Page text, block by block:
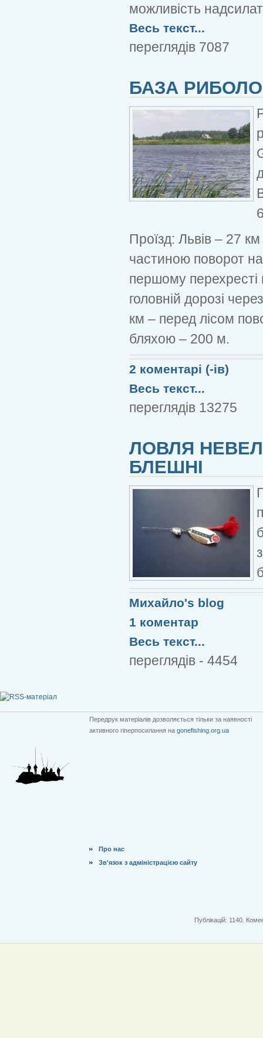
можливість
Весь текст...
переглядів 7087
БАЗА
Проїзд: Львів – 27
частиною поворот
першому перехресті
головній дорозі
км – перед лісом
бляхою – 200 м.
2 коментарі (-ів)
Весь текст...
переглядів 13275
ЛОВЛЯ
БЛЕШНІ
Михайло's blog
1 коментар
Весь текст...
переглядів - 4454
Передрук матеріалів дозволяється тільки за наявності
активного гіперпосилання на gonefishing.org.ua
Про нас
Зв'язок з адміністрацією сайту
Публікацій: 1140.